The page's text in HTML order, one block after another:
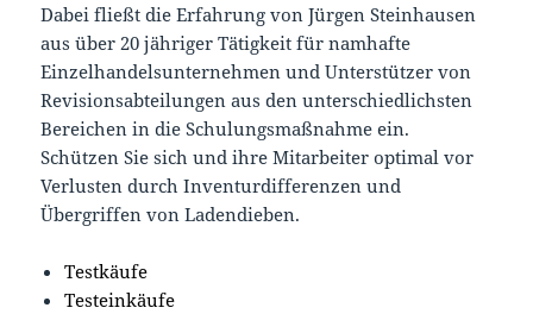
Dabei fließt die Erfahrung von Jürgen Steinhausen
aus über 20 jähriger Tätigkeit für namhafte
Einzelhandelsunternehmen und Unterstützer von
Revisionsabteilungen aus den unterschiedlichsten
Bereichen in die Schulungsmaßnahme ein.
Schützen Sie sich und ihre Mitarbeiter optimal vor
Verlusten durch Inventurdifferenzen und
Übergriffen von Ladendieben.
Testkäufe
Testeinkäufe